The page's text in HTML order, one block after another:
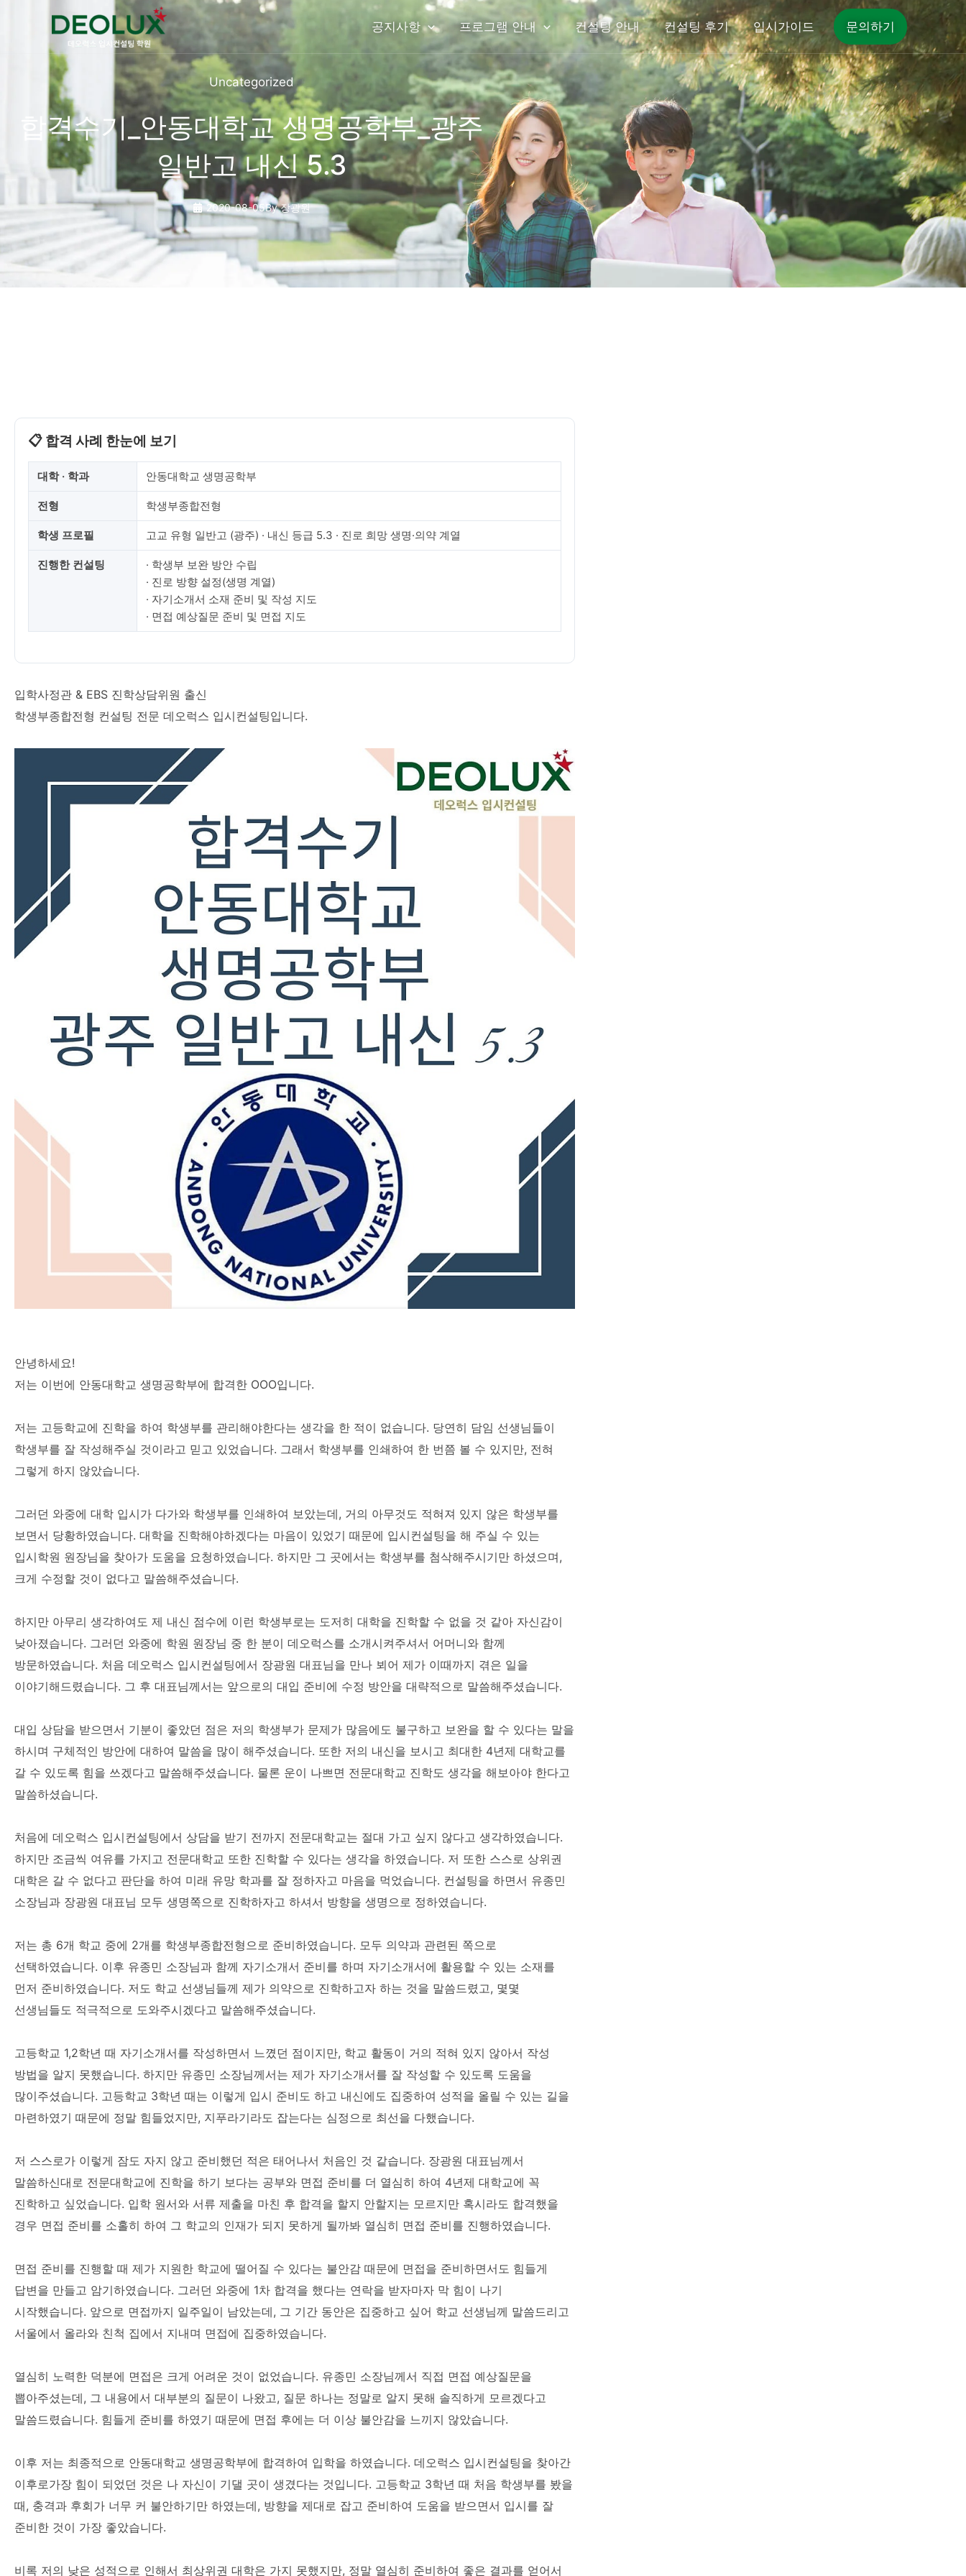
공지사항 프로그램 안내 컨설팅 안내 컨설팅 후기 입시가이드 문의하기
Uncategorized
합격수기_안동대학교 생명공학부_광주
일반고 내신 5.3
2020-08-05By장광원
📋 합격 사례 한눈에 보기
대학 · 학과 안동대학교 생명공학부
전형 학생부종합전형
학생 프로필 고교 유형 일반고 (광주) · 내신 등급 5.3 · 진로 희망 생명·의약 계열
진행한 컨설팅
· 학생부 보완 방안 수립
· 진로 방향 설정(생명 계열)
· 자기소개서 소재 준비 및 작성 지도
· 면접 예상질문 준비 및 면접 지도
입학사정관 & EBS 진학상담위원 출신
학생부종합전형 컨설팅 전문 데오럭스 입시컨설팅입니다.
안녕하세요!
저는 이번에 안동대학교 생명공학부에 합격한 OOO입니다.
저는 고등학교에 진학을 하여 학생부를 관리해야한다는 생각을 한 적이 없습니다. 당연히 담임 선생님들이
학생부를 잘 작성해주실 것이라고 믿고 있었습니다. 그래서 학생부를 인쇄하여 한 번쯤 볼 수 있지만, 전혀
그렇게 하지 않았습니다.
그러던 와중에 대학 입시가 다가와 학생부를 인쇄하여 보았는데, 거의 아무것도 적혀져 있지 않은 학생부를
보면서 당황하였습니다. 대학을 진학해야하겠다는 마음이 있었기 때문에 입시컨설팅을 해 주실 수 있는
입시학원 원장님을 찾아가 도움을 요청하였습니다. 하지만 그 곳에서는 학생부를 첨삭해주시기만 하셨으며,
크게 수정할 것이 없다고 말씀해주셨습니다.
하지만 아무리 생각하여도 제 내신 점수에 이런 학생부로는 도저히 대학을 진학할 수 없을 것 같아 자신감이
낮아졌습니다. 그러던 와중에 학원 원장님 중 한 분이 데오럭스를 소개시켜주셔서 어머니와 함께
방문하였습니다. 처음 데오럭스 입시컨설팅에서 장광원 대표님을 만나 뵈어 제가 이때까지 겪은 일을
이야기해드렸습니다. 그 후 대표님께서는 앞으로의 대입 준비에 수정 방안을 대략적으로 말씀해주셨습니다.
대입 상담을 받으면서 기분이 좋았던 점은 저의 학생부가 문제가 많음에도 불구하고 보완을 할 수 있다는 말을
하시며 구체적인 방안에 대하여 말씀을 많이 해주셨습니다. 또한 저의 내신을 보시고 최대한 4년제 대학교를
갈 수 있도록 힘을 쓰겠다고 말씀해주셨습니다. 물론 운이 나쁘면 전문대학교 진학도 생각을 해보아야 한다고
말씀하셨습니다.
처음에 데오럭스 입시컨설팅에서 상담을 받기 전까지 전문대학교는 절대 가고 싶지 않다고 생각하였습니다.
하지만 조금씩 여유를 가지고 전문대학교 또한 진학할 수 있다는 생각을 하였습니다. 저 또한 스스로 상위권
대학은 갈 수 없다고 판단을 하여 미래 유망 학과를 잘 정하자고 마음을 먹었습니다. 컨설팅을 하면서 유종민
소장님과 장광원 대표님 모두 생명쪽으로 진학하자고 하셔서 방향을 생명으로 정하였습니다.
저는 총 6개 학교 중에 2개를 학생부종합전형으로 준비하였습니다. 모두 의약과 관련된 쪽으로
선택하였습니다. 이후 유종민 소장님과 함께 자기소개서 준비를 하며 자기소개서에 활용할 수 있는 소재를
먼저 준비하였습니다. 저도 학교 선생님들께 제가 의약으로 진학하고자 하는 것을 말씀드렸고, 몇몇
선생님들도 적극적으로 도와주시겠다고 말씀해주셨습니다.
고등학교 1,2학년 때 자기소개서를 작성하면서 느꼈던 점이지만, 학교 활동이 거의 적혀 있지 않아서 작성
방법을 알지 못했습니다. 하지만 유종민 소장님께서는 제가 자기소개서를 잘 작성할 수 있도록 도움을
많이주셨습니다. 고등학교 3학년 때는 이렇게 입시 준비도 하고 내신에도 집중하여 성적을 올릴 수 있는 길을
마련하였기 때문에 정말 힘들었지만, 지푸라기라도 잡는다는 심정으로 최선을 다했습니다.
저 스스로가 이렇게 잠도 자지 않고 준비했던 적은 태어나서 처음인 것 같습니다. 장광원 대표님께서
말씀하신대로 전문대학교에 진학을 하기 보다는 공부와 면접 준비를 더 열심히 하여 4년제 대학교에 꼭
진학하고 싶었습니다. 입학 원서와 서류 제출을 마친 후 합격을 할지 안할지는 모르지만 혹시라도 합격했을
경우 면접 준비를 소홀히 하여 그 학교의 인재가 되지 못하게 될까봐 열심히 면접 준비를 진행하였습니다.
면접 준비를 진행할 때 제가 지원한 학교에 떨어질 수 있다는 불안감 때문에 면접을 준비하면서도 힘들게
답변을 만들고 암기하였습니다. 그러던 와중에 1차 합격을 했다는 연락을 받자마자 막 힘이 나기
시작했습니다. 앞으로 면접까지 일주일이 남았는데, 그 기간 동안은 집중하고 싶어 학교 선생님께 말씀드리고
서울에서 올라와 친척 집에서 지내며 면접에 집중하였습니다.
열심히 노력한 덕분에 면접은 크게 어려운 것이 없었습니다. 유종민 소장님께서 직접 면접 예상질문을
뽑아주셨는데, 그 내용에서 대부분의 질문이 나왔고, 질문 하나는 정말로 알지 못해 솔직하게 모르겠다고
말씀드렸습니다. 힘들게 준비를 하였기 때문에 면접 후에는 더 이상 불안감을 느끼지 않았습니다.
이후 저는 최종적으로 안동대학교 생명공학부에 합격하여 입학을 하였습니다. 데오럭스 입시컨설팅을 찾아간
이후로가장 힘이 되었던 것은 나 자신이 기댈 곳이 생겼다는 것입니다. 고등학교 3학년 때 처음 학생부를 봤을
때, 충격과 후회가 너무 커 불안하기만 하였는데, 방향을 제대로 잡고 준비하여 도움을 받으면서 입시를 잘
준비한 것이 가장 좋았습니다.
비록 저의 낮은 성적으로 인해서 최상위권 대학은 가지 못했지만, 정말 열심히 준비하여 좋은 결과를 얻어서